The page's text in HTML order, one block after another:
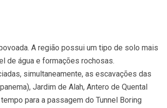
A região possui um tipo de solo mais
de água e formações rochosas.
simultaneamente, as escavações das
Jardim de Alah, Antero de Quental
para a passagem do Tunnel Boring